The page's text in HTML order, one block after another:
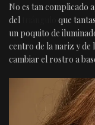
No es tan complicado
del
que
un poquito de
centro de la nariz y
cambiar el rostro a